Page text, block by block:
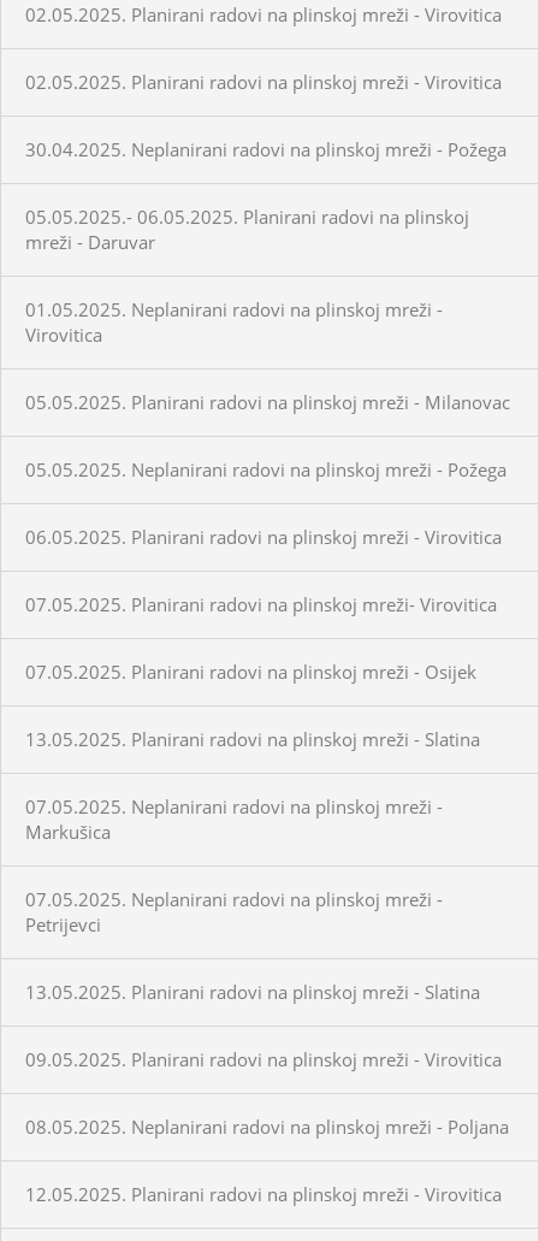
02.05.2025. Planirani radovi na plinskoj mreži - Virovitica
02.05.2025. Planirani radovi na plinskoj mreži - Virovitica
30.04.2025. Neplanirani radovi na plinskoj mreži - Požega
05.05.2025.- 06.05.2025. Planirani radovi na plinskoj
mreži - Daruvar
01.05.2025. Neplanirani radovi na plinskoj mreži -
Virovitica
05.05.2025. Planirani radovi na plinskoj mreži - Milanovac
05.05.2025. Neplanirani radovi na plinskoj mreži - Požega
06.05.2025. Planirani radovi na plinskoj mreži - Virovitica
07.05.2025. Planirani radovi na plinskoj mreži- Virovitica
07.05.2025. Planirani radovi na plinskoj mreži - Osijek
13.05.2025. Planirani radovi na plinskoj mreži - Slatina
07.05.2025. Neplanirani radovi na plinskoj mreži -
Markušica
07.05.2025. Neplanirani radovi na plinskoj mreži -
Petrijevci
13.05.2025. Planirani radovi na plinskoj mreži - Slatina
09.05.2025. Planirani radovi na plinskoj mreži - Virovitica
08.05.2025. Neplanirani radovi na plinskoj mreži - Poljana
12.05.2025. Planirani radovi na plinskoj mreži - Virovitica